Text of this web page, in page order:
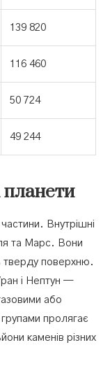
139 820
116 460
50 724
49 244
планети
Внутрішні
та Марс. Вони
тверду поверхню.
і Нептун —
або
пролягає
каменів різних